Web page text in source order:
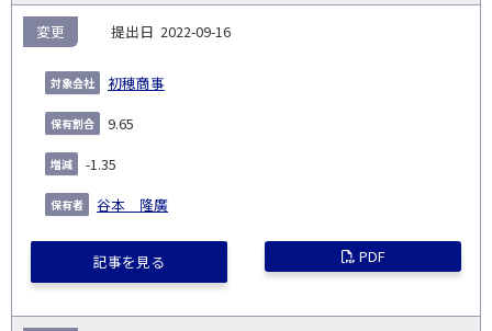
2022-09-16
初穂商事
変更
9.65
-1.35
谷本 隆廣
記事を見る PDF